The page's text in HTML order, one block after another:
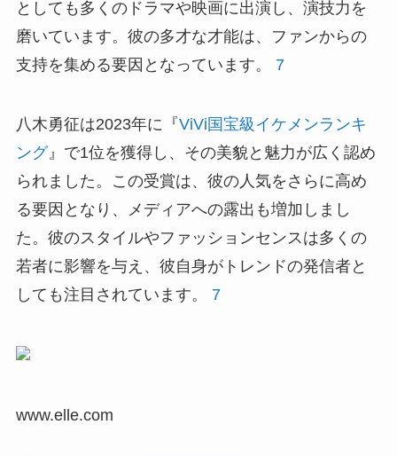
としても多くのドラマや映画に出演し、演技力を
磨いています。彼の多才な才能は、ファンからの
支持を集める要因となっています。 7
八木勇征は2023年に『ViVi国宝級イケメンランキ
ング』で1位を獲得し、その美貌と魅力が広く認め
られました。この受賞は、彼の人気をさらに高め
る要因となり、メディアへの露出も増加しまし
た。彼のスタイルやファッションセンスは多くの
若者に影響を与え、彼自身がトレンドの発信者と
しても注目されています。 7
www.elle.com